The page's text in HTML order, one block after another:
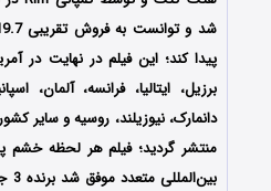
پیدا کند؛ این فیلم در نهایت در
برزیل، ایتالیا، فرانسه، آلمان،
دانمارک، نیوزیلند، روسیه و سایر
منتشر گردید؛ فیلم هر لحظه